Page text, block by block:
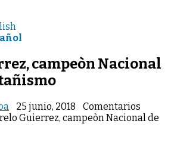
campeòn Nacional
25 junio, 2018
Comentarios
Guierrez, campeòn Nacional de